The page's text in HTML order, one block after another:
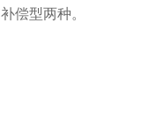
偿型两种。